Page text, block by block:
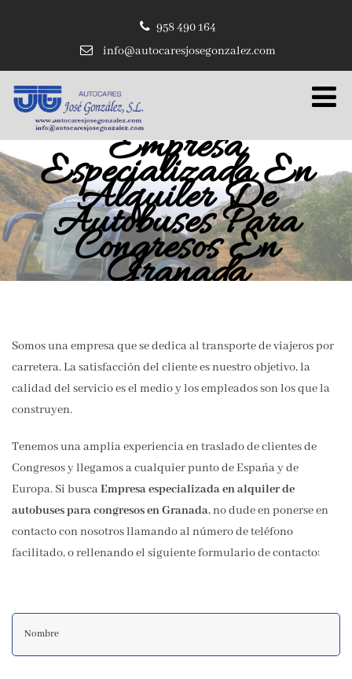
958 490 164
info@autocaresjosegonzalez.com
Empresa
Especializada En
Alquiler De
Autobuses Para
Congresos En
Granada
Somos una empresa que se dedica al transporte de viajeros por
carretera. La satisfacción del cliente es nuestro objetivo, la
calidad del servicio es el medio y los empleados son los que la
construyen.
Tenemos una amplia experiencia en traslado de clientes de
Congresos y llegamos a cualquier punto de España y de
Europa. Si buscaEmpresa especializada en alquiler de
autobuses para congresos en Granada, no dude en ponerse en
contacto con nosotros llamando al número de teléfono
facilitado, o rellenando el siguiente formulario de contacto: